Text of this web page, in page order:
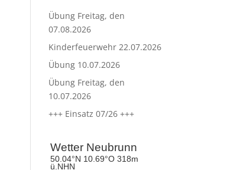
Übung Freitag, den
07.08.2026
Kinderfeuerwehr 22.07.2026
Übung 10.07.2026
Übung Freitag, den
10.07.2026
+++ Einsatz 07/26 +++